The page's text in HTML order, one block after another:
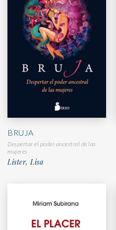
BRUJA
Despertar el poder ancestral de las
mujeres
Lister, Lisa